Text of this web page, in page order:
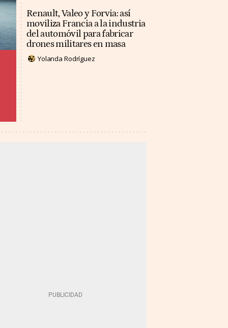
Renault, Valeo y Forvia: así
moviliza Francia a la industria
del automóvil para fabricar
drones militares en masa
Yolanda Rodríguez